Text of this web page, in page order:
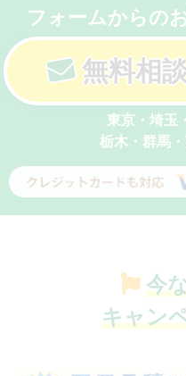
フォームからの
無料相
東京・埼玉
栃木・群馬
今
キャン